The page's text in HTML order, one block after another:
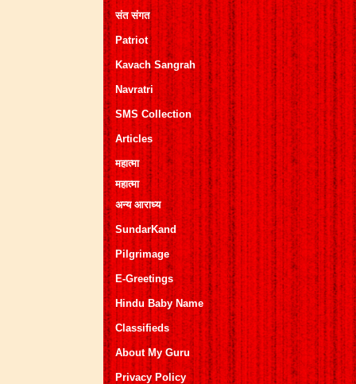
संत संगत
Patriot
Kavach Sangrah
Navratri
SMS Collection
Articles
महात्मा
महात्मा
अन्य आराध्य
SundarKand
Pilgrimage
E-Greetings
Hindu Baby Name
Classifieds
About My Guru
Privacy Policy